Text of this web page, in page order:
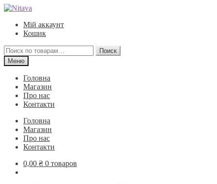
Перейти
навигации
Перейти
содержимому
Мій аккаунт
Кошик
Искать:
Поиск
Меню
Головна
Магазин
Про нас
Контакти
Головна
Магазин
Про нас
Контакти
0,00 ₴ 0 товаров